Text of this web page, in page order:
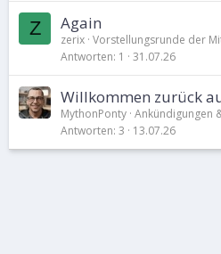
Z Again
zerix Vorstellungsrunde der
Antworten 1 31.07.26
Willkommen zurück
MythonPonty Ankündigungen
Antworten 3 13.07.26